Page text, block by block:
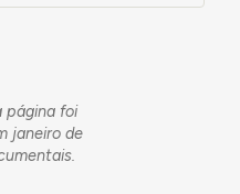
página foi
janeiro de